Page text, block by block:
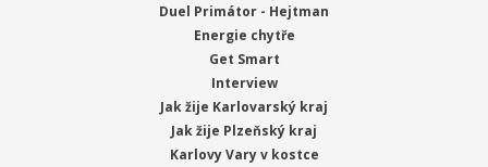
Duel Primátor - Hejtman
Energie chytře
Get Smart
Interview
Jak žije Karlovarský kraj
Jak žije Plzeňský kraj
Karlovy Vary v kostce